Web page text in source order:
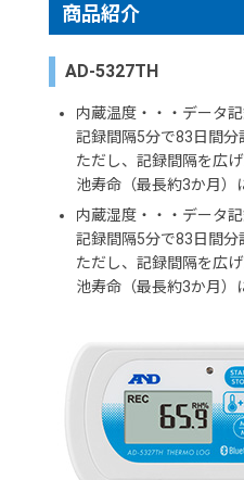
商品紹介
AD-5327TH
内蔵温度・・・データ
記録間隔5分で83日間分
ただし、記録間隔を広
池寿命（最長約3か月）
内蔵湿度・・・データ
記録間隔5分で83日間分
ただし、記録間隔を広
池寿命（最長約3か月）